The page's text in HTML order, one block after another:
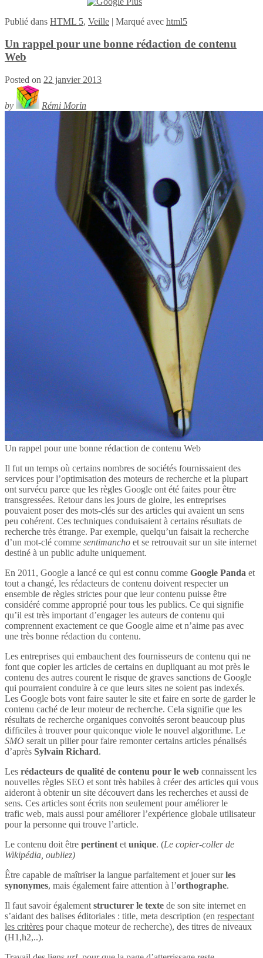
Publié dans HTML 5, Veille | Marqué avec html5
Un rappel pour une bonne rédaction de contenu
Web
Posted on 22 janvier 2013
by Rémi Morin
Un rappel pour une bonne rédaction de contenu Web
Il fut un temps où certains nombres de sociétés fournissaient des
services pour l’optimisation des moteurs de recherche et la plupart
ont survécu parce que les règles Google ont été faites pour être
transgressées. Retour dans les jours de gloire, les entreprises
pouvaient poser des mots-clés sur des articles qui avaient un sens
peu cohérent. Ces techniques conduisaient à certains résultats de
recherche très étrange. Par exemple, quelqu’un faisait la recherche
d’un mot-clé comme sentimancho et se retrouvait sur un site internet
destiné à un public adulte uniquement.
En 2011, Google a lancé ce qui est connu comme Google Panda et
tout a changé, les rédacteurs de contenu doivent respecter un
ensemble de règles strictes pour que leur contenu puisse être
considéré comme approprié pour tous les publics. Ce qui signifie
qu’il est très important d’engager les auteurs de contenu qui
comprennent exactement ce que Google aime et n’aime pas avec
une très bonne rédaction du contenu.
Les entreprises qui embauchent des fournisseurs de contenu qui ne
font que copier les articles de certains en dupliquant au mot près le
contenu des autres courent le risque de graves sanctions de Google
qui pourraient conduire à ce que leurs sites ne soient pas indexés.
Les Google bots vont faire sauter le site et faire en sorte de garder le
contenu caché de leur moteur de recherche. Cela signifie que les
résultats de recherche organiques convoités seront beaucoup plus
difficiles à trouver pour quiconque viole le nouvel algorithme. Le
SMO serait un pilier pour faire remonter certains articles pénalisés
d’après Sylvain Richard.
Les rédacteurs de qualité de contenu pour le web connaissent les
nouvelles règles SEO et sont très habiles à créer des articles qui vous
aideront à obtenir un site découvert dans les recherches et aussi de
sens. Ces articles sont écrits non seulement pour améliorer le
trafic web, mais aussi pour améliorer l’expérience globale utilisateur
pour la personne qui trouve l’article.
Le contenu doit être pertinent et unique. (Le copier-coller de
Wikipédia, oubliez)
Être capable de maîtriser la langue parfaitement et jouer surles
synonymes, mais également faire attention à l’orthographe.
Il faut savoir également structurer le texte de son site internet en
s’aidant des balises éditoriales : title, meta description (en respectant
les critères pour chaque moteur de recherche), des titres de niveaux
(H1,h2,..).